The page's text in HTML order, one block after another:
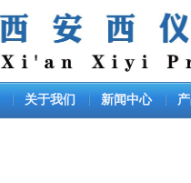
关于我们 新闻中心